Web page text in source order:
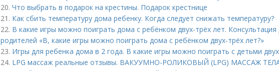
20. Что выбрать в подарок на крестины. Подарок крестнице
21. Как сбить температуру дома ребенку. Когда следует снижать температуру?
22. В какие игры можно поиграть дома с ребёнком двух-трёх лет. Консультация
родителей «В, какие игры можно поиграть дома с ребёнком двух-трёх лет?»
23. Игры для ребенка дома в 2 года. В какие игры можно поиграть с детьми
24. LPG массаж реальные отзывы. ВАКУУМНО-РОЛИКОВЫЙ (LPG) МАССАЖ